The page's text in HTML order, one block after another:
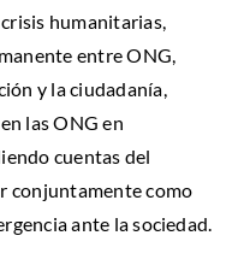
humanitarias,
entre ONG,
y la ciudadanía,
las ONG en
cuentas del
conjuntamente como
ante la sociedad.